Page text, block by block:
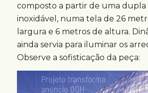
composto a partir de uma dupla
inoxidável, numa tela de 26
largura e 6 metros de altura.
ainda servia para iluminar os
Observe a sofisticação da peça: